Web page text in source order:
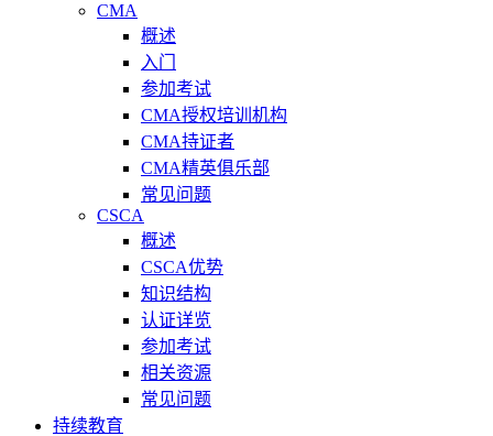
CMA
概述
入门
参加考试
CMA授权培训机构
CMA持证者
CMA精英俱乐部
常见问题
CSCA
概述
CSCA优势
知识结构
认证详览
参加考试
相关资源
常见问题
持续教育